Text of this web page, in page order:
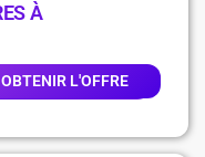
À
OBTENIR L'OFFRE